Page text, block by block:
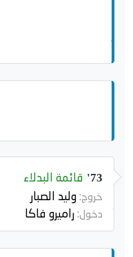
73' قائمة البدلاء
خروج:وليد الصبار
دخول:راميرو فاكا